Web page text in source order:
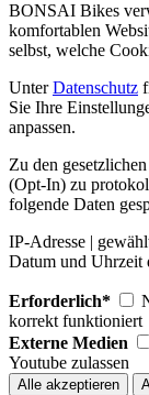
BONSAI Bikes
komfortablen
selbst, welche
UnterDatenschutz
Sie Ihre
anpassen.
Zu den
(Opt-In) zu
folgende Daten
IP-Adresse |
Datum und Uhrzeit
Erforderlich*
korrekt funktioniert
Externe Medien
Youtube zulassen